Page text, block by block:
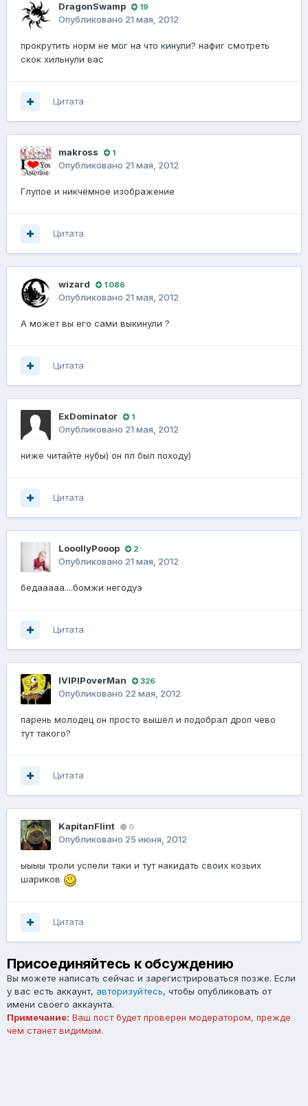
DragonSwamp 19
Опубликовано 21 мая, 2012
прокрутить норм не мог на что кинули? нафиг смотреть
скок хильнули вас
Цитата
makross 1
Опубликовано 21 мая, 2012
Глупое и никчёмное изображение
Цитата
wizard 1 086
Опубликовано 21 мая, 2012
А может вы его сами выкинули ?
Цитата
ExDominator 1
Опубликовано 21 мая, 2012
ниже читайте нубы) он пл был походу)
Цитата
LooollyPooop 2
Опубликовано 21 мая, 2012
бедааааа....бомжи негодуэ
Цитата
IVlPIPoverMan 326
Опубликовано 22 мая, 2012
парень молодец он просто вышел и подобрал дроп чево
тут такого?
Цитата
KapitanFlint 0
Опубликовано 25 июня, 2012
ыыыы троли успели таки и тут накидать своих козьих
шариков
Цитата
Присоединяйтесь к обсуждению
Вы можете написать сейчас и зарегистрироваться позже. Если
у вас есть аккаунт, авторизуйтесь, чтобы опубликовать от
имени своего аккаунта.
Примечание: Ваш пост будет проверен модератором, прежде
чем станет видимым.